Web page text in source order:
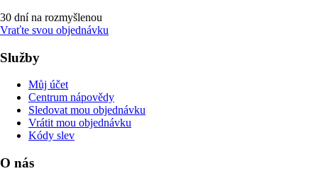
30 dní na rozmyšlenou
Vraťte svou objednávku
Služby
Můj účet
Centrum nápovědy
Sledovat mou objednávku
Vrátit mou objednávku
Kódy slev
O nás